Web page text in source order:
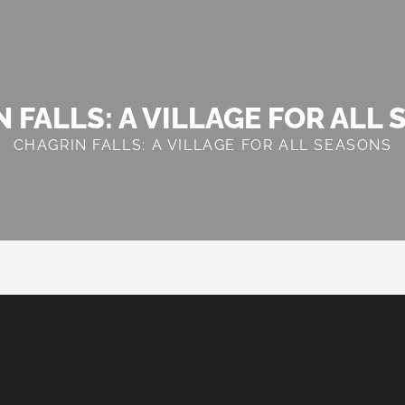
FALLS: A VILLAGE FOR ALL
CHAGRIN FALLS: A VILLAGE FOR ALL SEASONS